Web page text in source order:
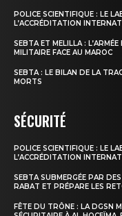
POLICE SCIENTIFIQUE : LE
L’ACCRÉDITATION
SEBTA ET MELILLA :
MILITAIRE FACE AU MAROC
SEBTA : LE BILAN DE LA
MORTS
SÉCURITÉ
POLICE SCIENTIFIQUE : LE
L’ACCRÉDITATION
SEBTA SUBMERGÉE PAR
RABAT ET PRÉPARE LES
FÊTE DU TRÔNE : LA DGSN